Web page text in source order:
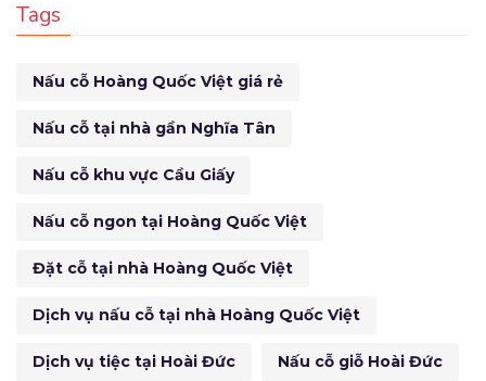
Tags
Nấu cỗ Hoàng Quốc Việt giá rẻ
Nấu cỗ tại nhà gần Nghĩa Tân
Nấu cỗ khu vực Cầu Giấy
Nấu cỗ ngon tại Hoàng Quốc Việt
Đặt cỗ tại nhà Hoàng Quốc Việt
Dịch vụ nấu cỗ tại nhà Hoàng Quốc Việt
Dịch vụ tiệc tại Hoài Đức Nấu cỗ giỗ Hoài Đức